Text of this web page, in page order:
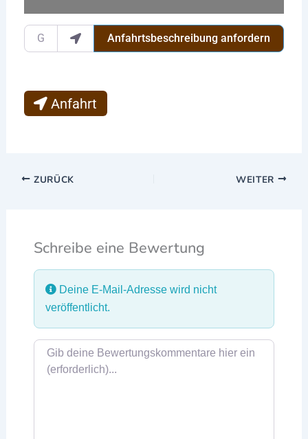
Gib deinen Standort ein.Anfahrtsbeschreibung anfordern
Anfahrt
ZURÜCK WEITER
Schreibe eine Bewertung
Deine E-Mail-Adresse wird nicht
veröffentlicht.
Rezensionstext